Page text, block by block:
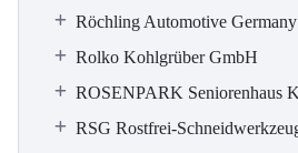
Röchling Automotive
Rolko Kohlgrüber GmbH
ROSENPARK Seniorenhaus
RSG Rostfrei-